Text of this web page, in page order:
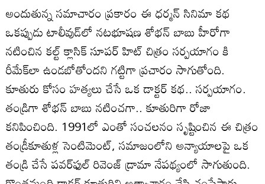
అందుతున్న సమాచారం ప్రకారం ఈ ధర్మన్ సినిమా కథ
ఒకప్పుడు టాలీవుడ్‌లో నటభూషణ శోభన్ బాబు హీరోగా
నటించిన కల్ట్ క్లాసిక్ సూపర్ హిట్ చిత్రం సర్పయాగం కి
రీమేక్‌లా ఉండబోతోందని గట్టిగా ప్రచారం సాగుతోంది.
కూతురు కోసం హత్యలు చేసే ఒక డాక్టర్ కథ.. సర్పయాగం.
తండ్రిగా శోభన్ బాబు నటించగా.. కూతురిగా రోజా
కనిపించింది. 1991లో ఎంతో సంచలనం సృష్టించిన ఈ చిత్రం
తండ్రీకూతుళ్ల సెంటిమెంట్, సమాజంలోని అన్యాయాలపై ఒక
తండ్రి చేసే పవర్‌ఫుల్ రివెంజ్ డ్రామా నేపథ్యంలో సాగుతుంది.